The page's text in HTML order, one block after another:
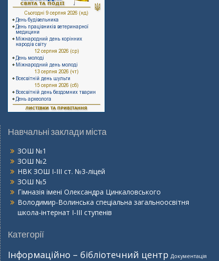
Навчальні заклади міста
ЗОШ №1
ЗОШ №2
НВК ЗОШ І-ІІІ ст. №3-ліцей
ЗОШ №5
Гімназія імені Олександра Цинкаловського
Володимир-Волинська спеціальна загальноосвітня
школа-інтернат І-ІІІ ступенів
Категорії
Інформаційно – бібліотечний центр Документація